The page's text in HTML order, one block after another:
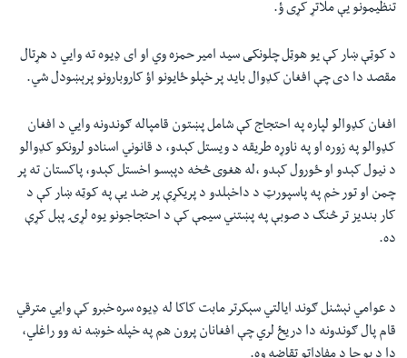
تنظيمونو يې ملاتړ کړی ؤ.
د کوټې ښار کې یو هوټل چلونکی سيد امير حمزه وي او ای ډیوه ته وایي د هړتال
مقصد دا دی چې افغان کډوال باید پر خپلو ځایونو اؤ کاروبارونو پرېښودل شي.
افغان کډوالو لپاره په احتجاج کې شامل پښتون قامپاله ګوندونه وايي د افغان
کډوالو په زوره او په ناوړه طريقه د ویستل کېدو، د قانوني اسنادو لرونکو کډوالو
د نيول کېدو او ځورول کېدو ،له هغوی څخه دپېسو اخستل کېدو، پاکستان ته پر
چمن او تور خم په پاسپورټ د داخېلدو د پريکړې پر ضد يې په کوټه ښار کې د
کار بنديز تر څنګ د صوبې په پښتني سيمې کې د احتجاجونو يوه لړۍ پېل کړې
ده.
د عوامي نېشنل ګوند ايالتي سېکرتر مابت کاکا له ډیوه سره خبرو کې وایي مترقي
قام پال ګوندونه دا دريځ لري چې افغانان پرون هم په خپله خوښه نه وو راغلي،